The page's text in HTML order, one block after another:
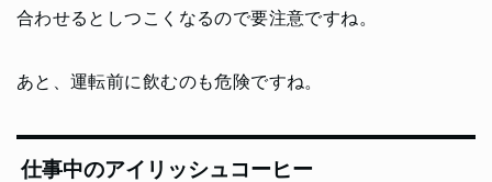
合わせるとしつこくなるので要注意ですね。
あと、運転前に飲むのも危険ですね。
仕事中のアイリッシュコーヒー